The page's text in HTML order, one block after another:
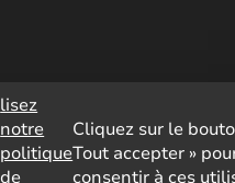
lisez
notre
politique
de
Cliquez sur le
Tout accepter »
consentir à ces